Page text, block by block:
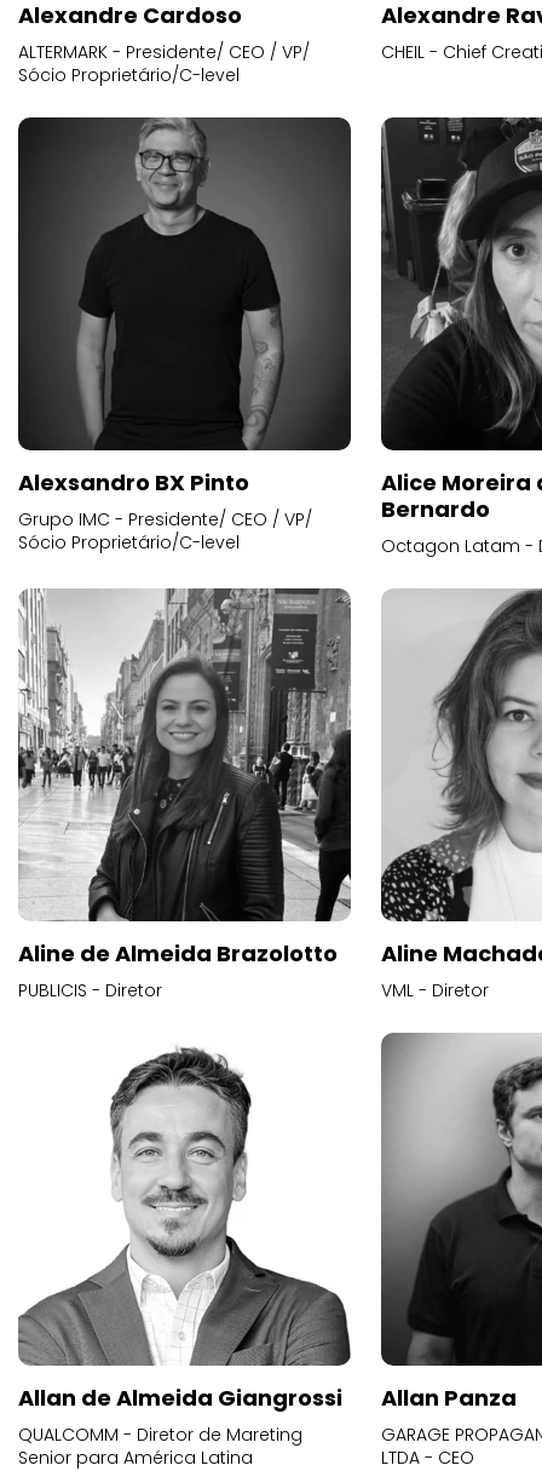
Alexandre Cardoso
ALTERMARK - Presidente/ CEO / VP/
Sócio Proprietário/C-level
Alexandre
CHEIL - Chief
Alexsandro BX Pinto
Grupo IMC - Presidente/ CEO / VP/
Sócio Proprietário/C-level
Alice
Bernardo
Octagon Latam -
Aline de Almeida Brazolotto
PUBLICIS - Diretor
Aline
VML - Diretor
Allan de Almeida Giangrossi
QUALCOMM - Diretor de Mareting
Senior para América Latina
Allan Panza
GARAGE
LTDA - CEO